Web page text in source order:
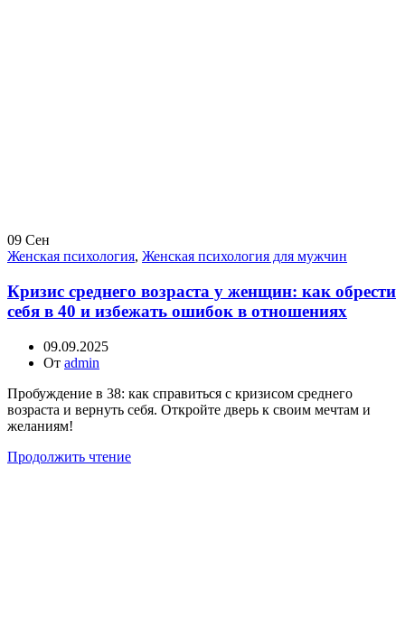
09 Сен
Женская психология, Женская психология для мужчин
Кризис среднего возраста у женщин: как обрести
себя в 40 и избежать ошибок в отношениях
09.09.2025
От admin
Пробуждение в 38: как справиться с кризисом среднего
возраста и вернуть себя. Откройте дверь к своим мечтам и
желаниям!
Продолжить чтение